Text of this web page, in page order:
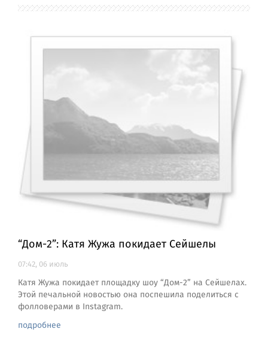
“Дом-2”: Катя Жужа покидает Сейшелы
07:42, 06 июль
Катя Жужа покидает площадку шоу “Дом-2” на Сейшелах.
Этой печальной новостью она поспешила поделиться с
фолловерами в Instagram.
подробнее